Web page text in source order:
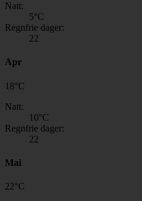
Natt:
5°C
Regnfrie dager:
22
Apr
18°C
Natt:
10°C
Regnfrie dager:
22
Mai
22°C